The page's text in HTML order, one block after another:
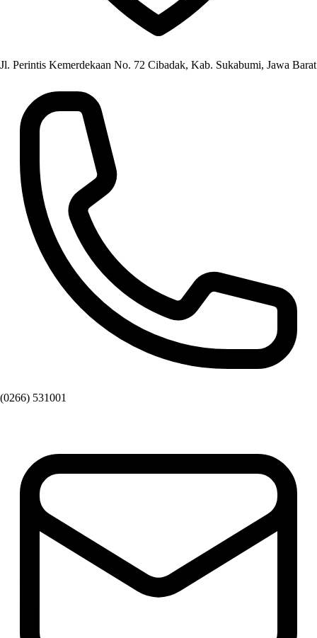
Jl. Perintis Kemerdekaan No. 72 Cibadak, Kab. Sukabumi, Jawa Barat
(0266) 531001